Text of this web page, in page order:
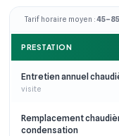
Tarif horaire moyen :
PRESTATION
Entretien annuel
visite
Remplacement
condensation